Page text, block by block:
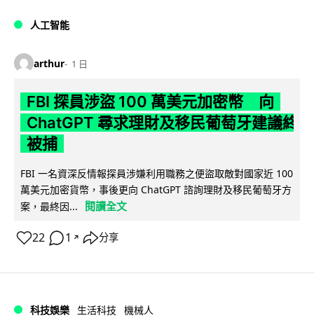
人工智能
arthur 1 日
FBI 探員涉盜 100 萬美元加密幣 向
ChatGPT 尋求理財及移民葡萄牙建議終
被捕
FBI 一名資深反情報探員涉嫌利用職務之便盜取敵對國家近 100
萬美元加密貨幣，事後更向 ChatGPT 諮詢理財及移民葡萄牙方
案，最終因...
閱讀全文
22 1 ↗ 分享
科技娛樂 生活科技 機械人